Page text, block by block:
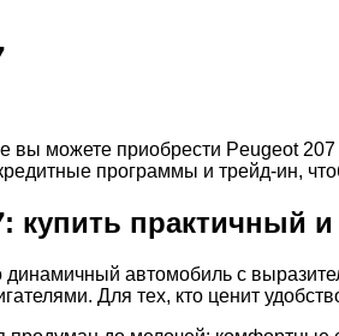
вы можете приобрести Peugeot
программы и трейд-ин,
купить практичный
автомобиль с
Для тех, кто ценит